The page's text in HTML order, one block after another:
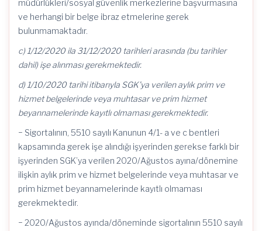
müdürlükleri/sosyal güvenlik merkezlerine başvurmasına
ve herhangi bir belge ibraz etmelerine gerek
bulunmamaktadır.
c) 1/12/2020 ila 31/12/2020 tarihleri arasında (bu tarihler
dahil) işe alınması gerekmektedir.
d) 1/10/2020 tarihi itibarıyla SGK’ya verilen aylık prim ve
hizmet belgelerinde veya muhtasar ve prim hizmet
beyannamelerinde kayıtlı olmaması gerekmektedir.
− Sigortalının, 5510 sayılı Kanunun 4/1- a ve c bentleri
kapsamında gerek işe alındığı işyerinden gerekse farklı bir
işyerinden SGK’ya verilen 2020/Ağustos ayına/dönemine
ilişkin aylık prim ve hizmet belgelerinde veya muhtasar ve
prim hizmet beyannamelerinde kayıtlı olmaması
gerekmektedir.
− 2020/Ağustos ayında/döneminde sigortalının 5510 sayılı